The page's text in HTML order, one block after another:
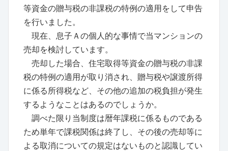
等資金の贈与税の非課税の特例の適用をして申告
を行いました。
現在、息子Ａの個人的な事情で当マンションの
売却を検討しています。
売却した場合、住宅取得等資金の贈与税の非課
税の特例の適用が取り消され、贈与税や譲渡所得
に係る所得税など、その他の追加の税負担が発生
するようなことはあるのでしょうか。
調べた限り当制度は暦年課税に係るものである
ため単年で課税関係は終了し、その後の売却等に
よる取消についての規定はないものと認識してい